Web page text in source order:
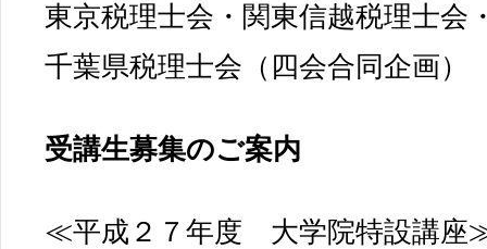
東京税理士会・関東信越税理士会
千葉県税理士会（四会合同企画）
受講生募集のご案内
≪平成２７年度 大学院特設講座